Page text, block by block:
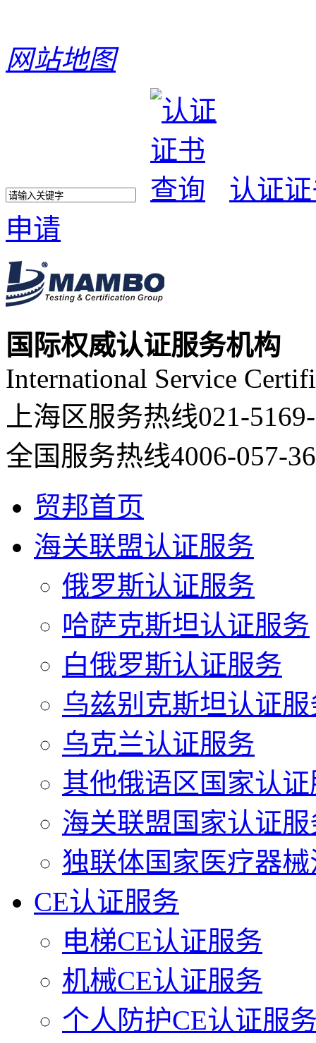
网站地图
认证
申请
国际权威认证服务机构
International Service
上海区服务热线021-
全国服务热线4006-057-
贸邦首页
海关联盟认证服务
俄罗斯认证服务
哈萨克斯坦认证服务
白俄罗斯认证服务
乌兹别克斯坦认证服
乌克兰认证服务
其他俄语区国家认
海关联盟国家认证服
独联体国家医疗器
CE认证服务
电梯CE认证服务
机械CE认证服务
个人防护CE认证服